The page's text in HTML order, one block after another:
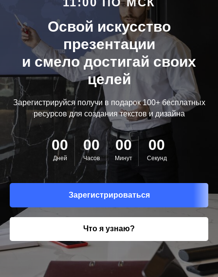
Освой искусство
презентации
и смело достигай своих
целей
Зарегистрируйся получи в подарок 100+ бесплатных
ресурсов для создания текстов и дизайна
00
Дней
00
Часов
00
Минут
00
Секунд
Зарегистрироваться
Что я узнаю?